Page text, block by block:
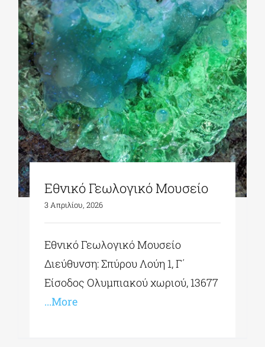
ΔΙΔΑΚΤΟΡΙΚΑ
ΕΚΠΑΙΔΕΥΤΙΚΑ ΙΔΡΥΜΑΤΑ
ΠΟΛΙΤΙΣΤΙΚΟΙ ΦΟΡΕΙΣ
ΧΩΡΟΙ ΤΕΧΝΗΣ
ΔΗΜΟΙ Εθνικό Γεωλογικό Μουσείο
3 Απριλίου, 2026
Εθνικό Γεωλογικό Μουσείο
Διεύθυνση: Σπύρου Λούη 1, Γ΄
Είσοδος Ολυμπιακού χωριού, 13677
...More